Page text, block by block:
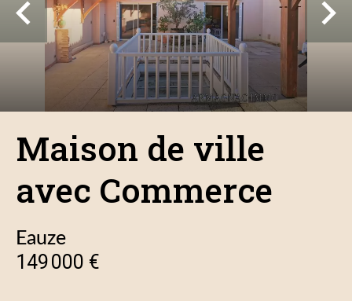
Maison de ville
avec Commerce
Eauze
149 000 €